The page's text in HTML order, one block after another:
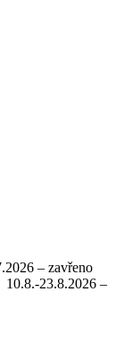
– zavřeno
23.8.2026 –